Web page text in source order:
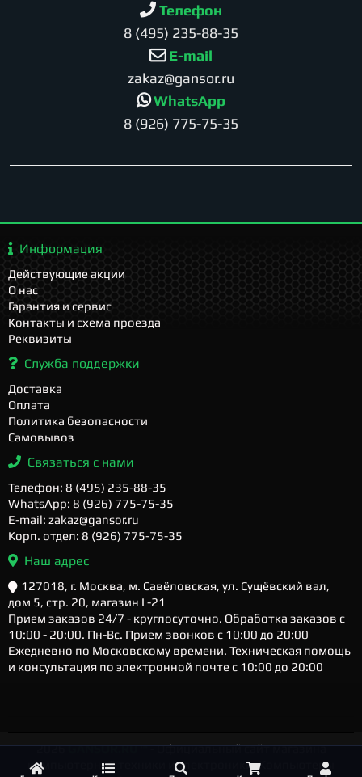
Телефон
8 (495) 235-88-35
E-mail
zakaz@gansor.ru
WhatsApp
8 (926) 775-75-35
Информация
Действующие акции
О нас
Гарантия и сервис
Контакты и схема проезда
Реквизиты
Служба поддержки
Доставка
Оплата
Политика безопасности
Самовывоз
Связаться с нами
Телефон: 8 (495) 235-88-35
WhatsApp: 8 (926) 775-75-35
E-mail: zakaz@gansor.ru
Корп. отдел: 8 (926) 775-75-35
Наш адрес
127018, г. Москва, м. Савёловская, ул. Сущёвский вал,
дом 5, стр. 20, магазин L-21
Прием заказов 24/7 - круглосуточно. Обработка заказов с
10:00 - 20:00. Пн-Вс. Прием звонков с 10:00 до 20:00
Ежедневно по Московскому времени. Техническая помощь
и консультация по электронной почте с 10:00 до 20:00
2026GANSOR.RU ™- Официальный сайт магазина
компьютерной техники и электроники. Компьютеры